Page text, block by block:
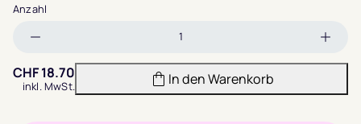
Anzahl
verringern
CHF18.70
inkl. MwSt. In den Warenkorb